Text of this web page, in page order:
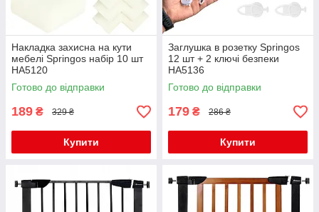
Накладка захисна на кути
мебелі Springos набір 10 шт
HA5120
Готово до відправки
189 ₴ 329 ₴
Купити
Заглушка в розетку Springos
12 шт + 2 ключі безпеки
HA5136
Готово до відправки
179 ₴ 286 ₴
Купити